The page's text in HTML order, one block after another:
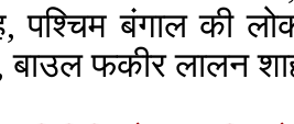
पश्चिम बंगाल की
बाउल फकीर लालन